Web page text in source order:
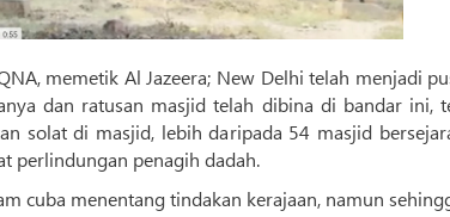
memetik Al Jazeera; New Delhi telah menjadi
dan ratusan masjid telah dibina di bandar ini,
solat di masjid, lebih daripada 54 masjid
perlindungan penagih dadah.
cuba menentang tindakan kerajaan, namun